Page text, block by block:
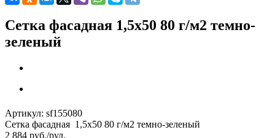
Сетка фасадная 1,5х50 80 г/м2 темно-
зеленый
Артикул: sf155080
Сетка фасадная 1,5х50 80 г/м2 темно-зеленый
2 884 руб./рул.